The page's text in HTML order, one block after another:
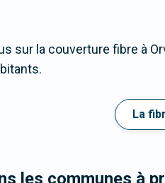
sur la couverture fibre à
La
les communes à